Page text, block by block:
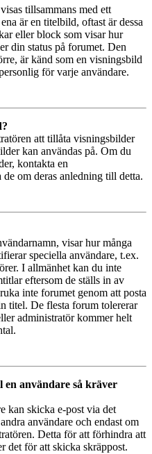
tillsammans med ett
är en titelbild, oftast är dessa
eller block som visar hur
din status på forumet. Den
är känd som en visningsbild
för varje användare.
att tillåta visningsbilder
kan användas på. Om du
kontakta en
om deras anledning till detta.
visar hur många
speciella användare, t.ex.
I allmänhet kan du inte
eftersom de ställs in av
inte forumet genom att posta
titel. De flesta forum tolererar
administratör kommer helt
en användare så kräver
kan skicka e-post via det
användare och endast om
Detta för att förhindra att
det för att skicka skräppost.